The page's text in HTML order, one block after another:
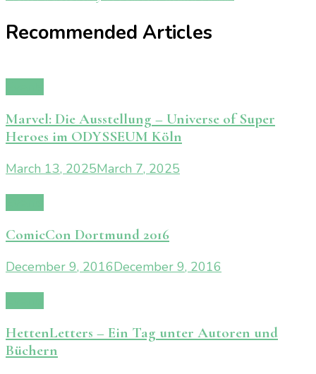
Recommended Articles
Marvel: Die Ausstellung – Universe of Super
Heroes im ODYSSEUM Köln
March 13, 2025March 7, 2025
ComicCon Dortmund 2016
December 9, 2016December 9, 2016
HettenLetters – Ein Tag unter Autoren und
Büchern